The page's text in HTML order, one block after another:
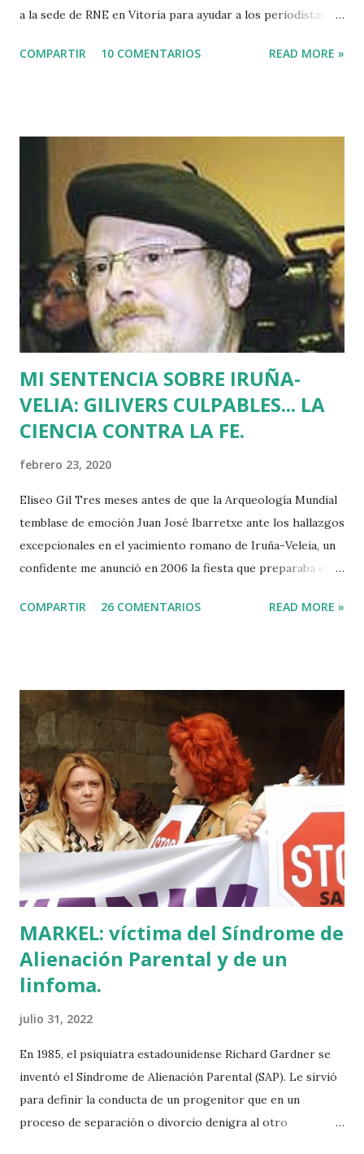
a la sede de RNE en Vitoria para ayudar a los periodistas
pudiera ocurrir después de que se cumpliera el plazo de 48
Batasuna, Rufi Etxeberria, que hasta el año pasado fue
dirigente de Sortu. Tras aquel vil secuestro, las calles de
Euskadi dejaron de ser dominadas por ETA y su entorno
político. Nadie recuerda en Bilbao una manifestación mayor
que la que había pedido la liberación de Miguel Angel
Blanco horas antes de su asesinato: concentró a más de
medio millón de personas. Fuimos muchos los que
descubrimos que l...
COMPARTIR 10 COMENTARIOS READ MORE »
MI SENTENCIA SOBRE IRUÑA-
VELIA: GILIVERS CULPABLES... LA
CIENCIA CONTRA LA FE.
febrero 23, 2020
Eliseo Gil Tres meses antes de que la Arqueología Mundial
temblase de emoción Juan José Ibarretxe ante los hallazgos
excepcionales en el yacimiento romano de Iruña-Veleia, un
confidente me anunció en 2006 la fiesta que preparaba el
primer calvario de la Cristiandad (con un sonrojante RIP en
por un presunto maestro egipcio llegado desde el Nilo
para educar a los niños de la villa romana. Mi informador y
yo hacíamos risas ante la casualidad de las casualidades:
Euskadi era de nuevo pionera. Ibarretxe dormía entonces
en Ajuria Enea y no paraba de contar a tirios y troyanos que
Euskal Herria era un pueblo con 7.000 años de antigüedad.
Por fin llegaba la arqueología para confirmar sus teorías.
Tuvo que ser su consejera de Cultura y portavoz Miren
Azkarate ...
COMPARTIR 26 COMENTARIOS READ MORE »
MARKEL: víctima del Síndrome de
Alienación Parental y de un
linfoma.
julio 31, 2022
En 1985, el psiquiatra estadounidense Richard Gardner se
inventó el Síndrome de Alienación Parental (SAP). Le sirvió
para definir la conducta de un progenitor que en un
proceso de separación o divorcio denigra al otro